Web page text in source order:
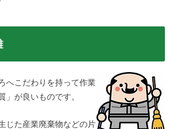
へこだわりを持って作業
が良いものです。
じた産業廃棄物などの片